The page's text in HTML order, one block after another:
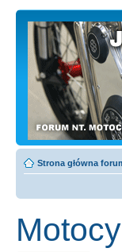
Strona główna